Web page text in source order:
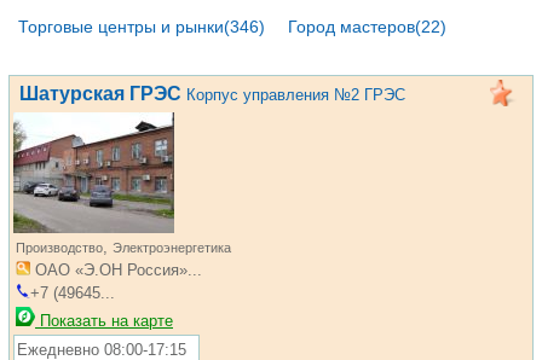
Торговые центры и рынки(346) Город мастеров(22)
Шатурская ГРЭС Корпус управления №2 ГРЭС
Производство, Электроэнергетика
ОАО «Э.ОН Россия»...
+7 (49645...
Показать на карте
Ежедневно 08:00-17:15